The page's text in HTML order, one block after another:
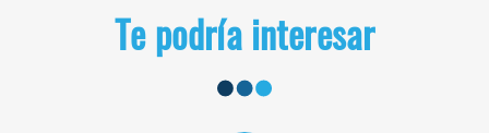
Te podría interesar